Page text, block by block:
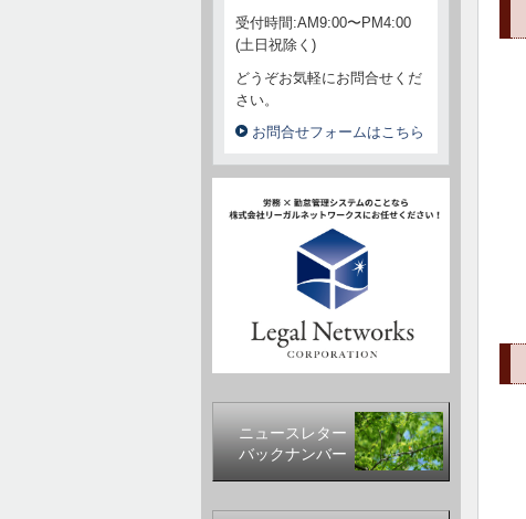
受付時間:AM9:00〜PM4:00
(土日祝除く)
どうぞお気軽にお問合せくだ
さい。
お問合せフォームはこちら
ニュースレター
バックナンバー